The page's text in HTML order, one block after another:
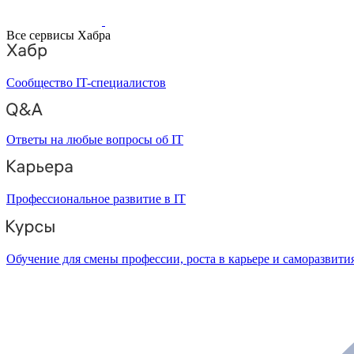
Все сервисы Хабра
Сообщество IT-специалистов
Ответы на любые вопросы об IT
Профессиональное развитие в IT
Обучение для смены профессии, роста в карьере и